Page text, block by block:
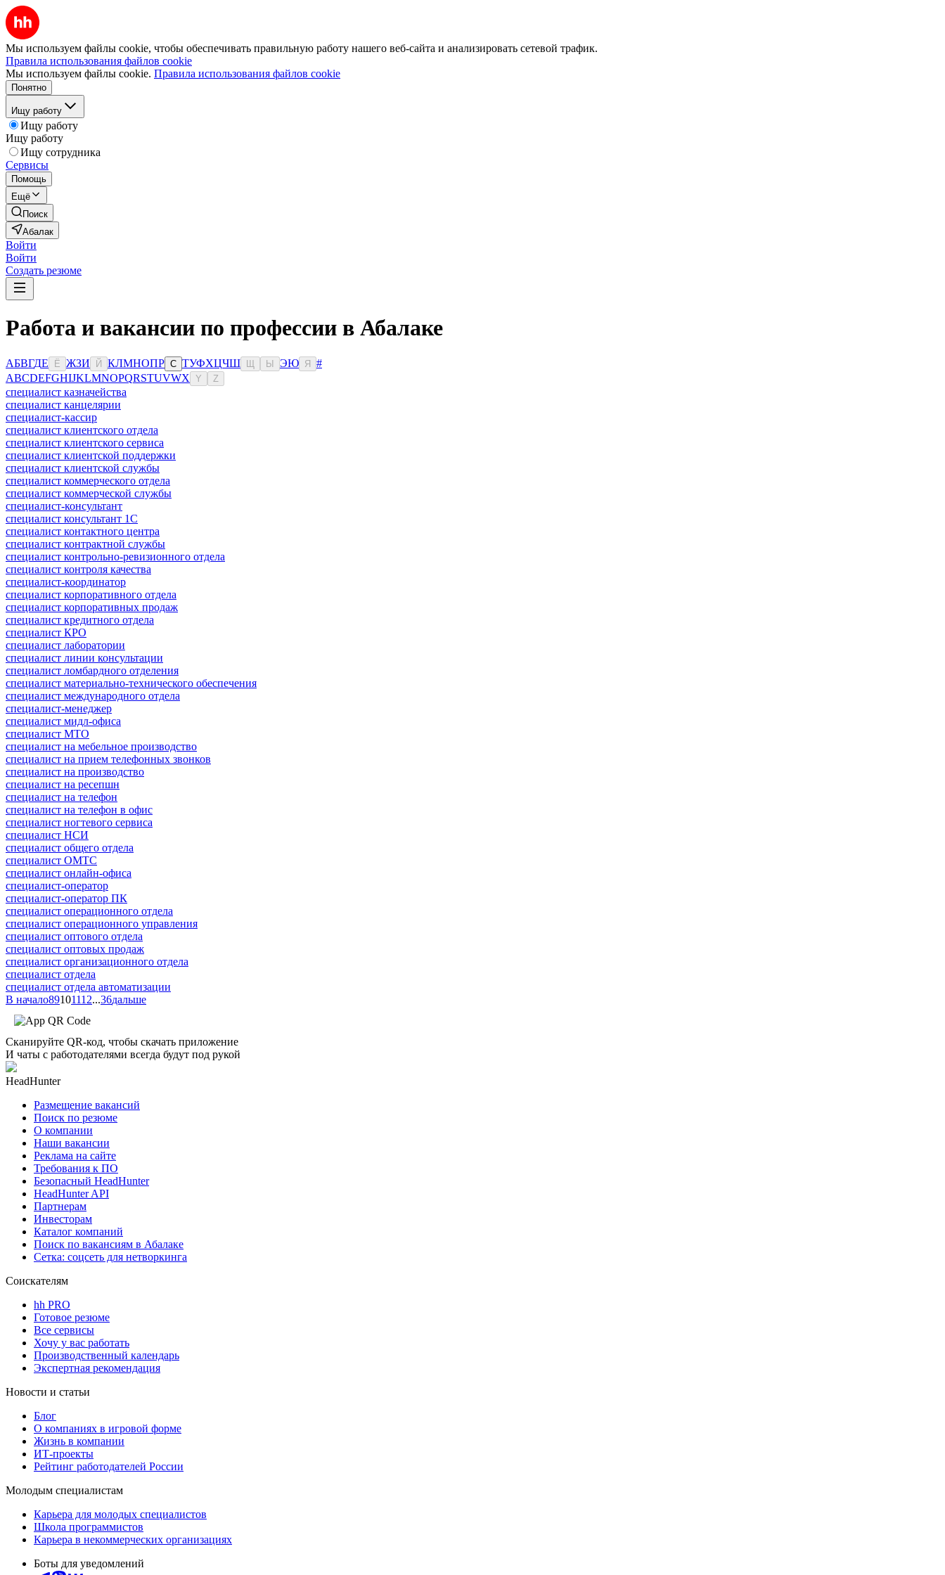
Мы используем файлы cookie, чтобы обеспечивать правильную работу нашего веб-сайта и анализировать сетевой трафик.
Правила использования файлов cookie
Мы используем файлы cookie. Правила использования файлов cookie
Понятно
Ищу работу
Ищу работу
Ищу работу
Ищу сотрудника
Сервисы
Помощь
Ещё
Поиск
Абалак
Войти
Войти
Создать резюме
Работа и вакансии по профессии в Абалаке
АБВГДЕ Ё ЖЗИ Й КЛМНОПР С ТУФХЦЧШ Ы ЭЮ Я
#
ABCDEFGHIJKLMNOPQRSTUVWX Y Z
специалист казначейства
специалист канцелярии
специалист-кассир
специалист клиентского отдела
специалист клиентского сервиса
специалист клиентской поддержки
специалист клиентской службы
специалист коммерческого отдела
специалист коммерческой службы
специалист-консультант
специалист консультант 1С
специалист контактного центра
специалист контрактной службы
специалист контрольно-ревизионного отдела
специалист контроля качества
специалист-координатор
специалист корпоративного отдела
специалист корпоративных продаж
специалист кредитного отдела
специалист КРО
специалист лаборатории
специалист линии консультации
специалист ломбардного отделения
специалист материально-технического обеспечения
специалист международного отдела
специалист-менеджер
специалист мидл-офиса
специалист МТО
специалист на мебельное производство
специалист на прием телефонных звонков
специалист на производство
специалист на ресепшн
специалист на телефон
специалист на телефон в офис
специалист ногтевого сервиса
специалист НСИ
специалист общего отдела
специалист ОМТС
специалист онлайн-офиса
специалист-оператор
специалист-оператор ПК
специалист операционного отдела
специалист операционного управления
специалист оптового отдела
специалист оптовых продаж
специалист организационного отдела
специалист отдела
специалист отдела автоматизации
В начало89101112...36дальше
Сканируйте QR-код, чтобы скачать приложение
И чаты с работодателями всегда будут под рукой
HeadHunter
Размещение вакансий
Поиск по резюме
О компании
Наши вакансии
Реклама на сайте
Требования к ПО
Безопасный HeadHunter
HeadHunter API
Партнерам
Инвесторам
Каталог компаний
Поиск по вакансиям в Абалаке
Сетка: соцсеть для нетворкинга
Соискателям
hh PRO
Готовое резюме
Все сервисы
Хочу у вас работать
Производственный календарь
Экспертная рекомендация
Новости и статьи
Блог
О компаниях в игровой форме
Жизнь в компании
ИТ-проекты
Рейтинг работодателей России
Молодым специалистам
Карьера для молодых специалистов
Школа программистов
Карьера в некоммерческих организациях
Боты для уведомлений